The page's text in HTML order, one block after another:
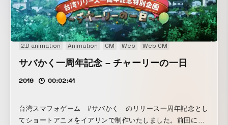
2D animation Animation CM Web Web CM
サバかく一周年記念 – チャーリーの一日
2019 00:02:41
台湾スマフォゲーム #サバかく のリリース一周年記念とし
てショートアニメをイアリンで制作いたしました。前回に引